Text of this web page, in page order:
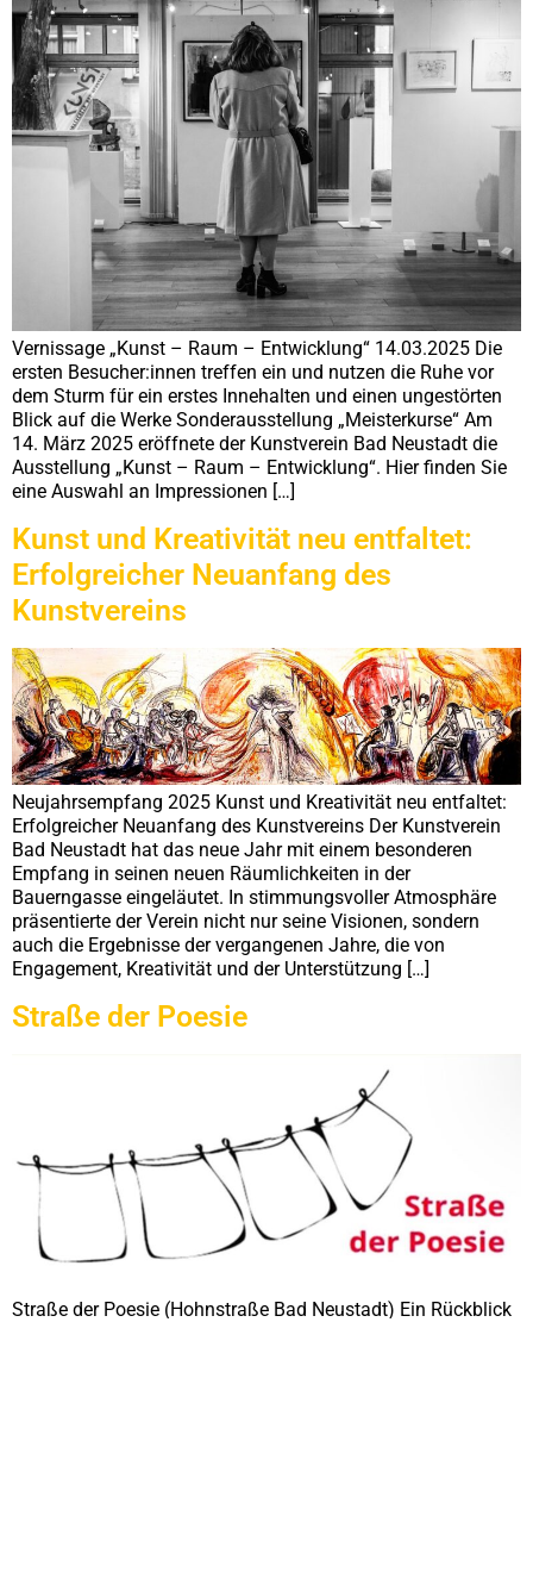
Vernissage „Kunst – Raum – Entwicklung“ 14.03.2025 Die
ersten Besucher:innen treffen ein und nutzen die Ruhe vor
dem Sturm für ein erstes Innehalten und einen ungestörten
Blick auf die Werke Sonderausstellung „Meisterkurse“ Am
14. März 2025 eröffnete der Kunstverein Bad Neustadt die
Ausstellung „Kunst – Raum – Entwicklung“. Hier finden Sie
eine Auswahl an Impressionen […]
Kunst und Kreativität neu entfaltet:
Erfolgreicher Neuanfang des
Kunstvereins
Neujahrsempfang 2025 Kunst und Kreativität neu entfaltet:
Erfolgreicher Neuanfang des Kunstvereins Der Kunstverein
Bad Neustadt hat das neue Jahr mit einem besonderen
Empfang in seinen neuen Räumlichkeiten in der
Bauerngasse eingeläutet. In stimmungsvoller Atmosphäre
präsentierte der Verein nicht nur seine Visionen, sondern
auch die Ergebnisse der vergangenen Jahre, die von
Engagement, Kreativität und der Unterstützung […]
Straße der Poesie
Straße der Poesie (Hohnstraße Bad Neustadt) Ein Rückblick